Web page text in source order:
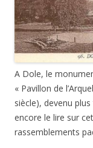
A Dole, le
« Pavillon de
siècle), devenu
encore le lire sur
rassemblements